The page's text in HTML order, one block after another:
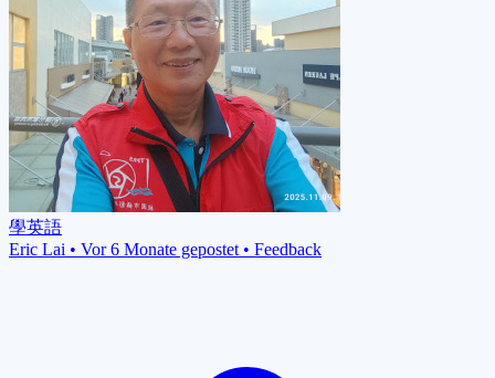
學英語
Eric Lai • Vor 6 Monate gepostet • Feedback